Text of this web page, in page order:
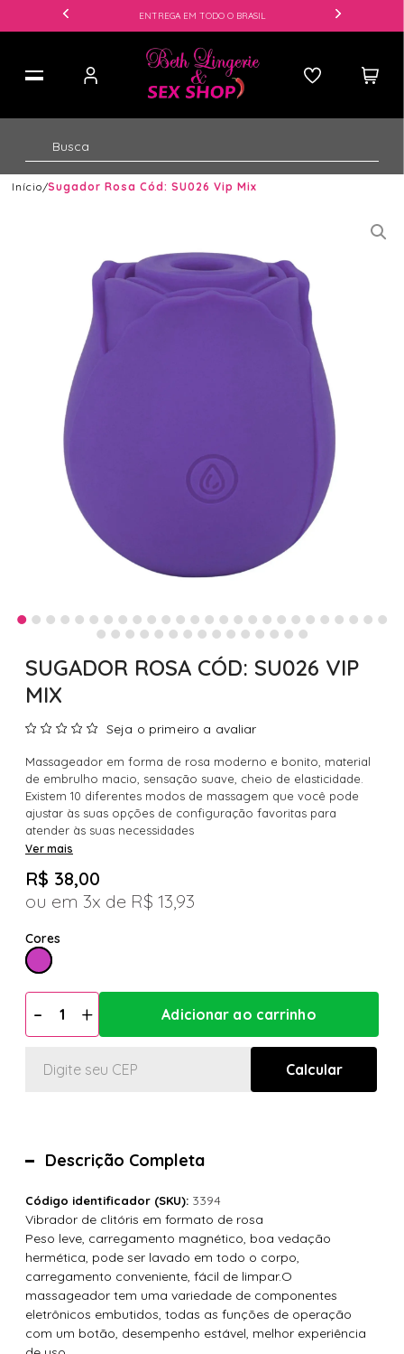
ENTREGA EM TODO O BRASIL
Início Sugador Rosa Cód: SU026 Vip Mix
SUGADOR ROSA CÓD: SU026 VIP
MIX
Seja o primeiro a avaliar
Massageador em forma de rosa moderno e bonito, material
de embrulho macio, sensação suave, cheio de elasticidade.
Existem 10 diferentes modos de massagem que você pode
ajustar às suas opções de configuração favoritas para
atender às suas necessidades
Ver mais
R$ 38,00
3x
R$ 13,93
Descrição Completa
Código identificador (SKU): 3394
Vibrador de clitóris em formato de rosa
Peso leve, carregamento magnético, boa vedação
hermética, pode ser lavado em todo o corpo,
carregamento conveniente, fácil de limpar.O
massageador tem uma variedade de componentes
eletrônicos embutidos, todas as funções de operação
com um botão, desempenho estável, melhor experiência